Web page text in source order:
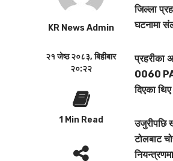
KR News Admin
२१ जेष्ठ २०८३, बिहीबार
२०:२२
1 Min Read
जिल्ला
घटनामा
प्रहरीका
0060
दिएका
उजुरीपछि
टोलबाट